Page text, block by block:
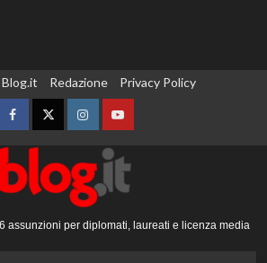
Redazione Privacy Policy
FacebookTwitterInstagramYouTube
assunzioni per diplomati, laureati e licenza media